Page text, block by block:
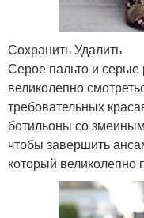
Сохранить Удалить
Серое пальто и
великолепно
требовательных
ботильоны со
чтобы завершить
который великолепно